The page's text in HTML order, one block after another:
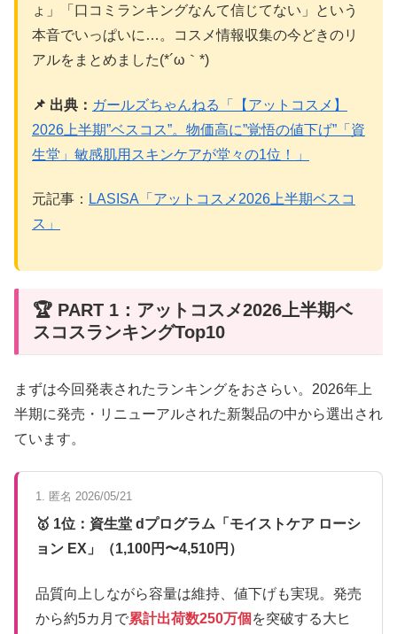
ょ」「口コミランキングなんて信じてない」という
本音でいっぱいに…。コスメ情報収集の今どきのリ
アルをまとめました(*´ω｀*)
📌 出典： ガールズちゃんねる「【アットコスメ】
2026上半期”ベスコス”。物価高に”覚悟の値下げ”「資
生堂」敏感肌用スキンケアが堂々の1位！」
元記事： LASISA「アットコスメ2026上半期ベスコ
ス」
🏆 PART 1：アットコスメ2026上半期ベ
スコスランキングTop10
まずは今回発表されたランキングをおさらい。2026年上
半期に発売・リニューアルされた新製品の中から選出され
ています。
1. 匿名 2026/05/21
🥇 1位：資生堂 dプログラム「モイストケア ローシ
ョン EX」（1,100円〜4,510円）
品質向上しながら容量は維持、値下げも実現。発売
から約5カ月で累計出荷数250万個 を突破する大ヒ